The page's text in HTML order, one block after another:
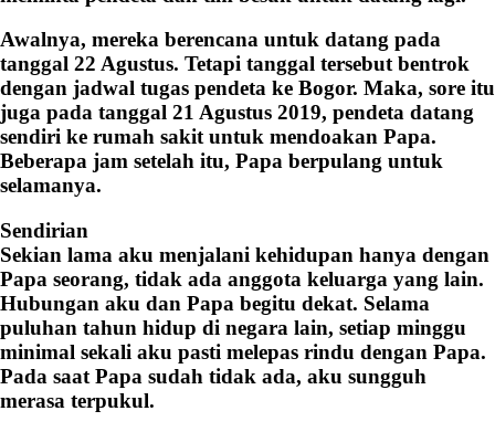
Awalnya, mereka berencana untuk datang pada
tanggal 22 Agustus. Tetapi tanggal tersebut bentrok
dengan jadwal tugas pendeta ke Bogor. Maka, sore itu
juga pada tanggal 21 Agustus 2019, pendeta datang
sendiri ke rumah sakit untuk mendoakan Papa.
Beberapa jam setelah itu, Papa berpulang untuk
selamanya.
Sendirian
Sekian lama aku menjalani kehidupan hanya dengan
Papa seorang, tidak ada anggota keluarga yang lain.
Hubungan aku dan Papa begitu dekat. Selama
puluhan tahun hidup di negara lain, setiap minggu
minimal sekali aku pasti melepas rindu dengan Papa.
Pada saat Papa sudah tidak ada, aku sungguh
merasa terpukul.